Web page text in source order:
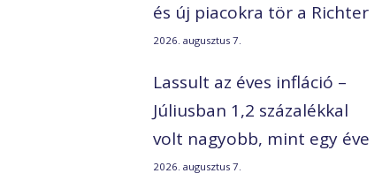
és új piacokra tör a Richter
2026. augusztus 7.
Lassult az éves infláció –
Júliusban 1,2 százalékkal
volt nagyobb, mint egy éve
2026. augusztus 7.